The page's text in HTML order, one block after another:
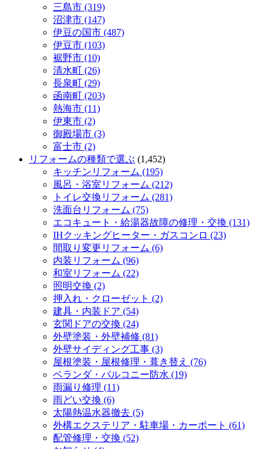
三島市 (319)
沼津市 (147)
伊豆の国市 (487)
伊豆市 (103)
裾野市 (10)
清水町 (26)
長泉町 (29)
函南町 (203)
熱海市 (11)
伊東市 (2)
御殿場市 (3)
富士市 (2)
リフォームの種類で選ぶ (1,452)
キッチンリフォーム (195)
風呂・浴室リフォーム (212)
トイレ交換リフォーム (281)
洗面台リフォーム (75)
エコキュート・給湯器故障の修理・交換 (131)
IHクッキングヒーター・ガスコンロ (23)
間取り変更リフォーム (6)
内装リフォーム (96)
和室リフォーム (22)
照明交換 (2)
押入れ・クローゼット (2)
建具・内装ドア (54)
玄関ドアの交換 (24)
外壁塗装・外壁補修 (81)
外壁サイディング工事 (3)
屋根塗装・屋根修理・葺き替え (76)
ベランダ・バルコニー防水 (19)
雨漏り修理 (11)
雨どい交換 (6)
太陽熱温水器撤去 (5)
外構エクステリア・駐車場・カーポート (61)
配管修理・交換 (52)